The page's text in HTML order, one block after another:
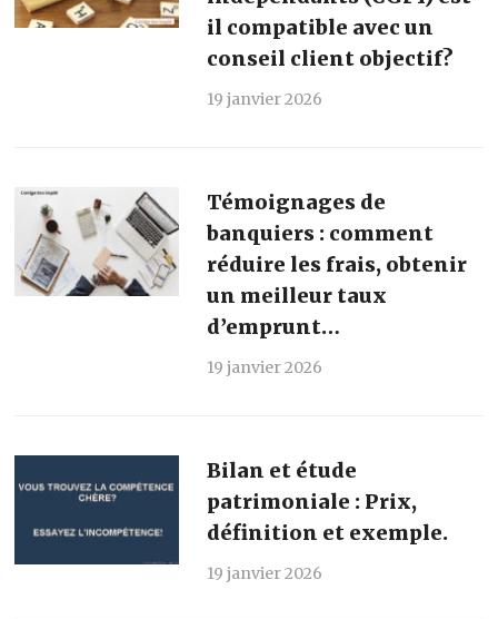
il compatible avec un
conseil client objectif?
19 janvier 2026
Témoignages de
banquiers : comment
réduire les frais, obtenir
un meilleur taux
d’emprunt…
19 janvier 2026
Bilan et étude
patrimoniale : Prix,
définition et exemple.
19 janvier 2026